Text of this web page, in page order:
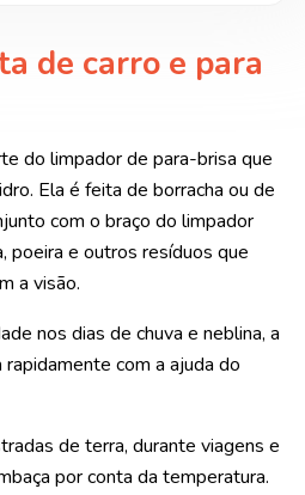
de carro e para
do limpador de para-brisa que
Ela é feita de borracha ou de
com o braço do limpador
poeira e outros resíduos que
a visão.
nos dias de chuva e neblina, a
com a ajuda do
de terra, durante viagens e
por conta da temperatura.